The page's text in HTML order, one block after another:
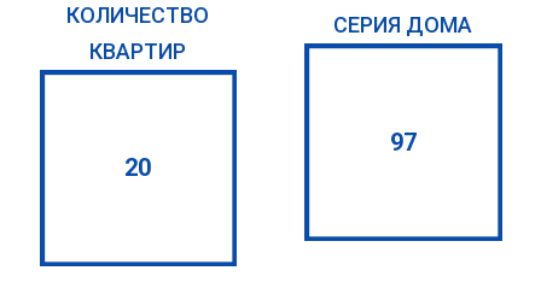
КОЛИЧЕСТВО
КВАРТИР
20
СЕРИЯ ДОМА
97